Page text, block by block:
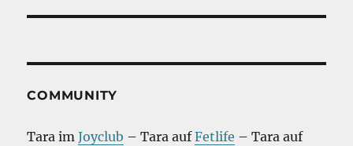
COMMUNITY
Tara imJoyclub – Tara aufFetlife – Tara auf